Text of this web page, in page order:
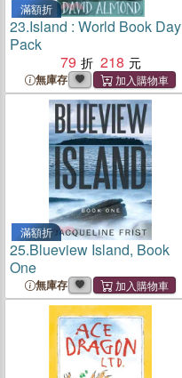
滿額折
23.Island : World Book Day
Pack
79
218
無庫存
滿額折
25.Blueview Island, Book
One
無庫存